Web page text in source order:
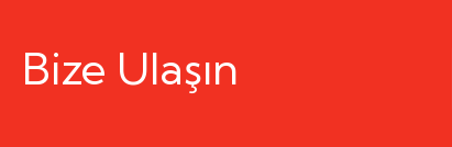
Bize Ulaşın